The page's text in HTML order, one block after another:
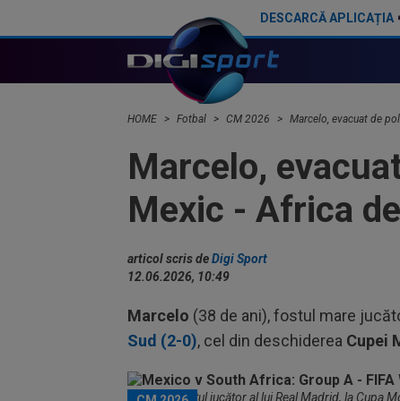
DESCARCĂ APLICAȚIA
HOME Fotbal CM 2026 Marcelo, evacuat de
Marcelo,
Mexic - Africa
articol scris deDigi Sport
12.06.2026, 10:49
Marcelo (38 de ani), fostul mare
Sud (2-0), cel din deschiderea Cupei
Marcelo, fostul jucător al lui Real Madrid, la Cupa